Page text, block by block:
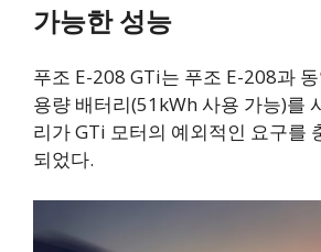
가능한 성능
푸조 E-208 GTi는 푸조 E-208과
용량 배터리(51kWh 사용 가능)를
리가 GTi 모터의 예외적인 요구를
되었다.